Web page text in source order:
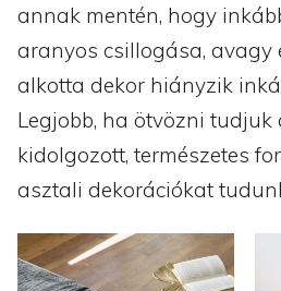
annak mentén, hogy
aranyos csillogása, avagy
alkotta dekor hiányzik
Legjobb, ha ötvözni tudjuk
kidolgozott, természetes
asztali dekorációkat